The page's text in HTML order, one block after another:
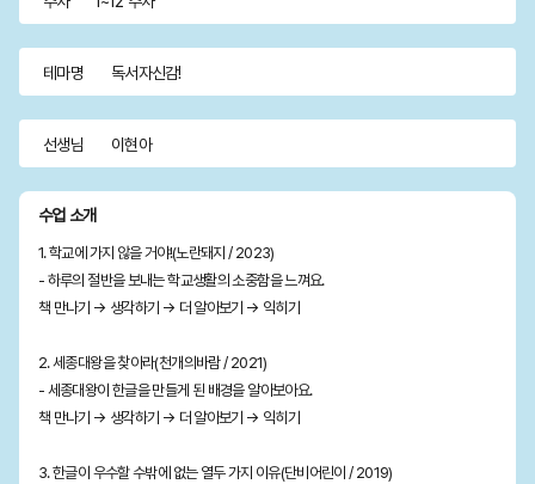
테마명 독서자신감!
선생님 이현아
수업 소개
1. 학교에 가지 않을 거야!(노란돼지 / 2023)
- 하루의 절반을 보내는 학교생활의 소중함을 느껴요.
책 만나기 → 생각하기 → 더 알아보기 → 익히기
2. 세종대왕을 찾아라(천개의바람 / 2021)
- 세종대왕이 한글을 만들게 된 배경을 알아보아요.
책 만나기 → 생각하기 → 더 알아보기 → 익히기
3. 한글이 우수할 수밖에 없는 열두 가지 이유(단비어린이 / 2019)